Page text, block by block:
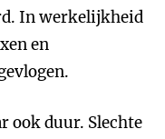
In werkelijkheid
en
ook duur. Slechte